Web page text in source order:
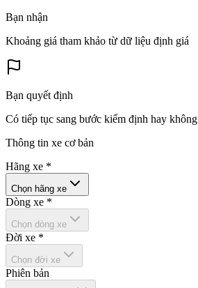
Bạn nhận
Khoảng giá tham khảo từ dữ liệu định giá
Bạn quyết định
Có tiếp tục sang bước kiểm định hay không
Thông tin xe cơ bản
Hãng xe *
Chọn hãng xe
Dòng xe *
Chọn dòng xe
Đời xe *
Chọn đời xe
Phiên bản